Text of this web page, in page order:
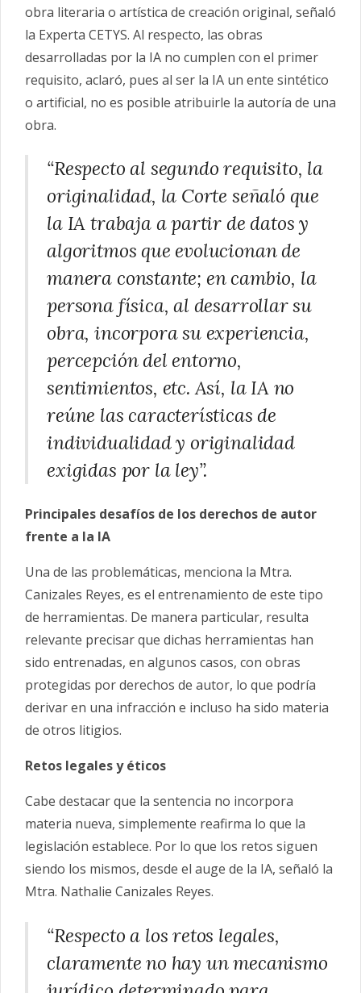
obra literaria o artística de creación original, señaló
la Experta CETYS. Al respecto, las obras
desarrolladas por la IA no cumplen con el primer
requisito, aclaró, pues al ser la IA un ente sintético
o artificial, no es posible atribuirle la autoría de una
obra.
“Respecto al segundo requisito, la
originalidad, la Corte señaló que
la IA trabaja a partir de datos y
algoritmos que evolucionan de
manera constante; en cambio, la
persona física, al desarrollar su
obra, incorpora su experiencia,
percepción del entorno,
sentimientos, etc. Así, la IA no
reúne las características de
individualidad y originalidad
exigidas por la ley”.
Principales desafíos de los derechos de autor
frente a la IA
Una de las problemáticas, menciona la Mtra.
Canizales Reyes, es el entrenamiento de este tipo
de herramientas. De manera particular, resulta
relevante precisar que dichas herramientas han
sido entrenadas, en algunos casos, con obras
protegidas por derechos de autor, lo que podría
derivar en una infracción e incluso ha sido materia
de otros litigios.
Retos legales y éticos
Cabe destacar que la sentencia no incorpora
materia nueva, simplemente reafirma lo que la
legislación establece. Por lo que los retos siguen
siendo los mismos, desde el auge de la IA, señaló la
Mtra. Nathalie Canizales Reyes.
“Respecto a los retos legales,
claramente no hay un mecanismo